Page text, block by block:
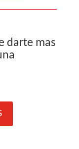
darte mas